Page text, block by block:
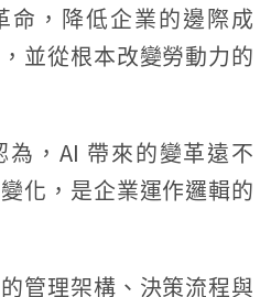
命，降低企業的邊際成
並從根本改變勞動力的
，AI 帶來的變革遠不
化，是企業運作邏輯的
管理架構、決策流程與